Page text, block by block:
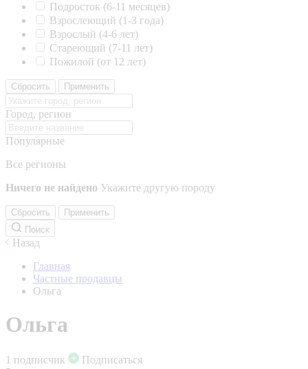
Подросток (6-11 месяцев)
Взрослеющий (1-3 года)
Взрослый (4-6 лет)
Стареющий (7-11 лет)
Пожилой (от 12 лет)
Сбросить Применить
Город, регион
Популярные
Все регионы
Ничего не найдено Укажите другую породу
Сбросить
Применить
Поиск
Назад
Главная
Частные продавцы
Ольга
Ольга
1 подписчик
Подписаться